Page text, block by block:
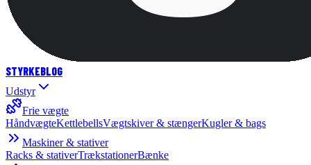
STYRKEBLOG
Udstyr
Frie vægte
HåndvægteKettlebellsVægtskiver & stængerKugler & bags
Maskiner & stativer
Racks & stativerTrækstationerBænke